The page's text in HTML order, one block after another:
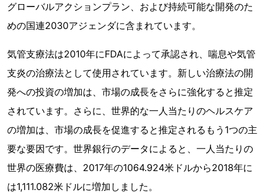
グローバルアクションプラン、および持続可能な開発のた
めの国連2030アジェンダに含まれています。
気管支療法は2010年にFDAによって承認され、喘息や気管
支炎の治療法として使用されています。新しい治療法の開
発への投資の増加は、市場の成長をさらに強化すると推定
されています。さらに、世界的な一人当たりのヘルスケア
の増加は、市場の成長を促進すると推定されるもう1つの主
要な要因です。世界銀行のデータによると、一人当たりの
世界の医療費は、2017年の1064.924米ドルから2018年に
は1,111.082米ドルに増加しました。